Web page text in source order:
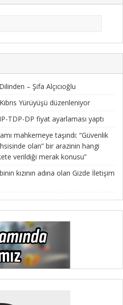
– Şifa Alçıcıoğlu
Yürüyüşü düzenleniyor
TDP-DP fiyat ayarlaması yaptı
mahkemeye taşındı: “Güvenlik
olan” bir arazinin hangi
verildiği merak konusu”
kızının adına olan Gizde İletişim